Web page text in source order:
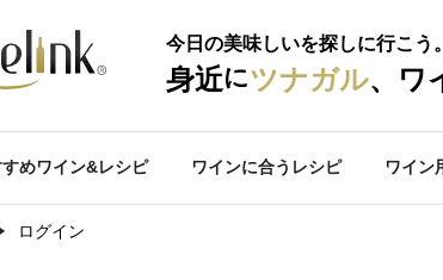
今日の美味しいを探しに行こう。
身近にツナガル、ワ
めワイン&レシピ ワインに合うレシピ ワイン
ログイン